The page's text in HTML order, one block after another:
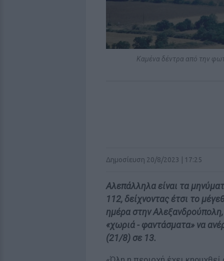
Καμένα δέντρα από την
Δημοσίευση 20/8/2023 | 17:25
Αλεπάλληλα είναι τα
112, δείχνοντας έτσι το
ημέρα στην
«χωριά - φαντάσματα» να
(21/8) σε 13.